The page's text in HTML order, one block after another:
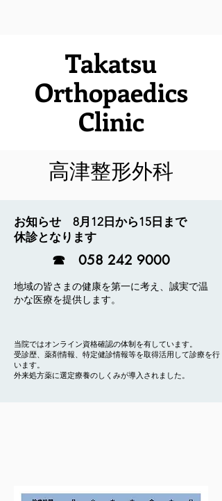
Takatsu
Orthopaedics
Clinic
高津整形外科
お知らせ 8月12日から15日まで
休診となります
☎ 058 242 9000
地域の皆さまの健康を第一に考え、誠実で温
かな医療を提供します。
当院ではオンライン資格確認の体制を有しています。
受診歴、薬剤情報、特定健診情報等を取得活用して診療を行
います。
​外来処方薬に選定療養のしくみが導入されました。